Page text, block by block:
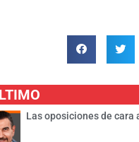
Las oposiciones de cara